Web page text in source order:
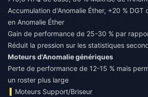
Accumulation d'Anomalie Éther, +20 % DGT
en Anomalie Éther
Gain de performance de 25-30 % par
Réduit la pression sur les statistiques
Moteurs d'Anomalie génériques
Perte de performance de 12-15 % mais
un roster plus large
Moteurs Support/Briseur